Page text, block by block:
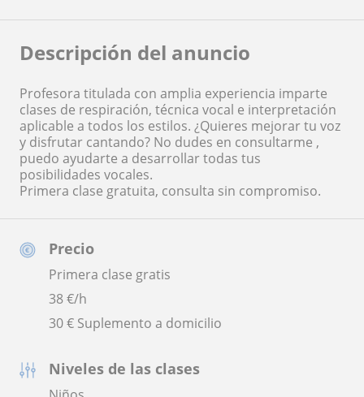
Precio
Primera clase gratis
38€/h
30 € Suplemento a domicilio
Niveles de las clases
Descripción del anuncio
Profesora titulada con amplia experiencia imparte
clases de respiración, técnica vocal e interpretación
aplicable a todos los estilos. ¿Quieres mejorar tu voz
y disfrutar cantando? No dudes en consultarme ,
puedo ayudarte a desarrollar todas tus
posibilidades vocales.
Primera clase gratuita, consulta sin compromiso.